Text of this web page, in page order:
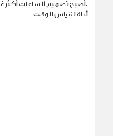
.أصبح تصميم الساعات أكثر
أداة لقياس الوقت